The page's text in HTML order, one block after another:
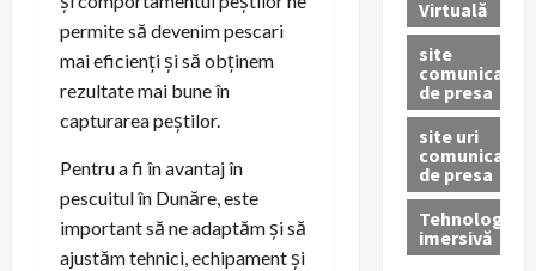
permite să devenim pescari
mai eficienți și să obținem
rezultate mai bune în
capturarea peștilor.
Pentru a fi în avantaj în
pescuitul în Dunăre, este
important să ne adaptăm și să
ajustăm tehnici, echipament și
Virtuală
site
comunicate
de presa
site uri
comunicate
de presa
Tehnologie
imersivă